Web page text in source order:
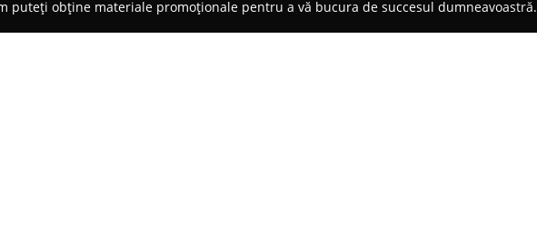
puteți obține materiale promoționale pentru a vă bucura de succesul dumneavoastră.